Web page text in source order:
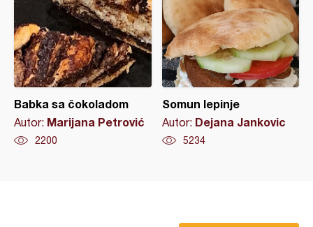
Babka sa čokoladom
Autor: Marijana Petrović
2200
Somun lepinje
Autor: Dejana Jankovic
5234